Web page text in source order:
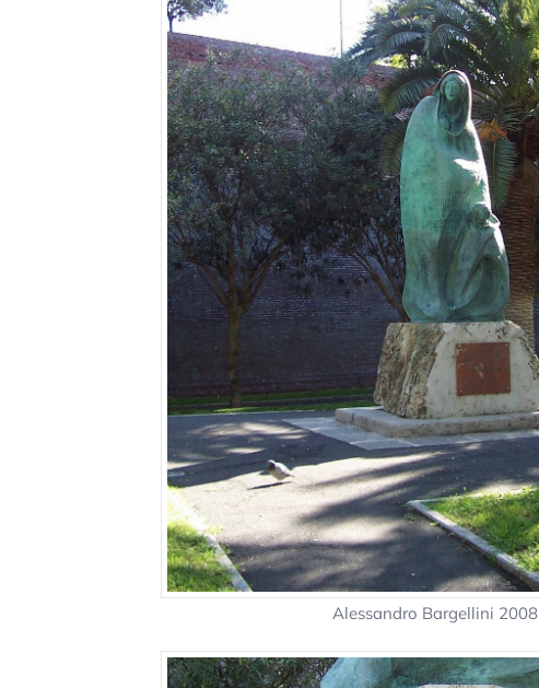
Alessandro Bargellini 2008